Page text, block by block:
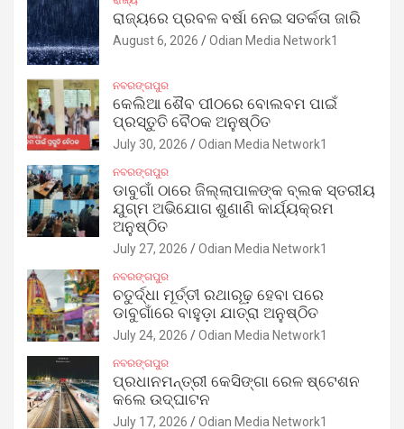
ରାଜ୍ୟରେ ପ୍ରବଳ ବର୍ଷା ନେଇ ସତର୍କତା ଜାରି
August 6, 2026 Odian Media Network1
ନବରଙ୍ଗପୁର
କେଲିଆ ଶୈବ ପୀଠରେ ବୋଲବମ ପାଇଁ
ପ୍ରସ୍ତୁତି ବୈଠକ ଅନୁଷ୍ଠିତ
July 30, 2026 Odian Media Network1
ନବରଙ୍ଗପୁର
ଡାବୁଗାଁ ଠାରେ ଜିଲ୍ଲାପାଳଙ୍କ ବ୍ଲକ ସ୍ତରୀୟ
ଯୁଗ୍ମ ଅଭିଯୋଗ ଶୁଣାଣି କାର୍ଯ୍ୟକ୍ରମ
ଅନୁଷ୍ଠିତ
July 27, 2026 Odian Media Network1
ନବରଙ୍ଗପୁର
ଚତୁର୍ଦ୍ଧା ମୂର୍ତ୍ତୀ ରଥାରୂଢ଼ ହେବା ପରେ
ଡାବୁଗାଁରେ ବାହୁଡ଼ା ଯାତ୍ରା ଅନୁଷ୍ଠିତ
July 24, 2026 Odian Media Network1
ନବରଙ୍ଗପୁର
ପ୍ରଧାନମନ୍ତ୍ରୀ କେସିଙ୍ଗା ରେଳ ଷ୍ଟେଶନ
କଲେ ଉଦ୍‌ଘାଟନ
July 17, 2026 Odian Media Network1